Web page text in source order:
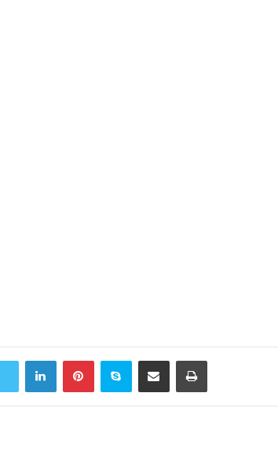
LinkedInPinterestSkype E-Posta ile paylaş Yazdır